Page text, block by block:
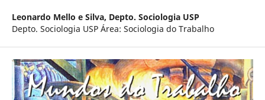
Leonardo Mello e Silva, Depto. Sociologia USP
Depto. Sociologia USP Área: Sociologia do Trabalho